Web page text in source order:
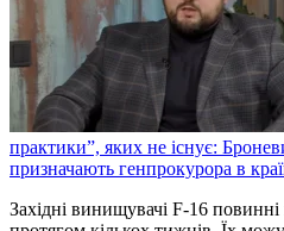
практики”, яких не існує:
призначають генпрокурора в
Західні винищувачі F-16